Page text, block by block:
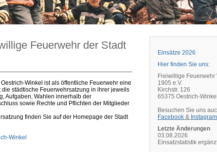
Feuerwehr der Stadt
Winkel ist als öffentliche Feuerwehr eine
städtische Feuerwehrsatzung in ihrer jeweils
Aufgaben, Wahlen innerhalb der
sowie Rechte und Pflichten der Mitglieder
finden Sie auf der Homepage der Stadt
Winkel
Einsätze 2026
Hier finden Sie uns:
Freiwillige Feuerwehr
1905 e.V.
Kirchstr. 126
65375 Oestrich-Winkel
Besuchen Sie uns
Facebook & Instagram
Letzte Änderungen
03.08.2026
Einsatzstatistik